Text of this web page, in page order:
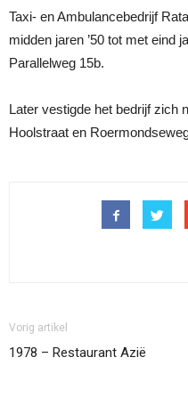
Taxi- en Ambulancebedrijf
midden jaren ’50 tot met eind
Parallelweg 15b.
Later vestigde het bedrijf zich
Hoolstraat en
Vorig artikel
1978 – Restaurant Azië